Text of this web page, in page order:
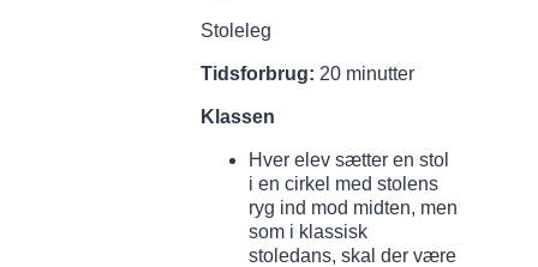
Stoleleg
Tidsforbrug: 20 minutter
Klassen
Hver elev sætter en stol
i en cirkel med stolens
ryg ind mod midten, men
som i klassisk
stoledans, skal der være